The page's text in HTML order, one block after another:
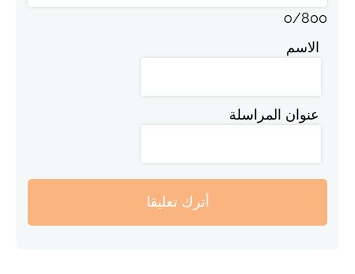
0/800
الاسم
عنوان المراسلة
أترك تعليقا